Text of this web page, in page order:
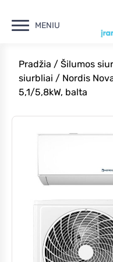
MENIU
Pradžia / Šilumos
siurbliai / Nordis
5,1/5,8kW, balta